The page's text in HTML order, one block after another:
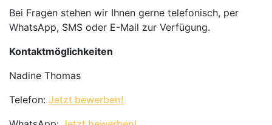
Bei Fragen stehen wir Ihnen gerne telefonisch, per
WhatsApp, SMS oder E-Mail zur Verfügung.
Kontaktmöglichkeiten
Nadine Thomas
Telefon: Jetzt bewerben!